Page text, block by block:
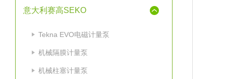
意大利赛高SEKO
Tekna EVO电磁计量泵
机械隔膜计量泵
机械柱塞计量泵